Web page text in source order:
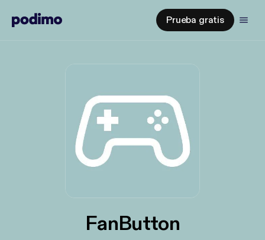
Prueba gratis
FanButton